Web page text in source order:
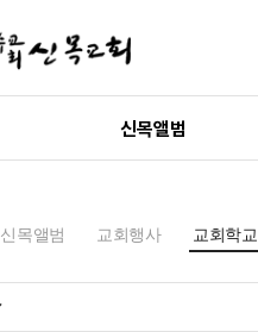
신목앨범
신목앨범 교회행사 교회학교